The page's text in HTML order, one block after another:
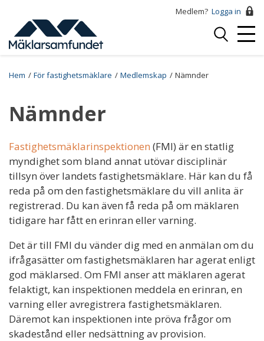
huvudinnehåll
Medlem? Logga in
Logga
Breadcrumb
Hem För fastighetsmäklare Medlemskap Nämnder
Nämnder
Fastighetsmäklarinspektionen (FMI) är en statlig
myndighet som bland annat utövar disciplinär
tillsyn över landets fastighetsmäklare. Här kan du få
reda på om den fastighetsmäklare du vill anlita är
registrerad. Du kan även få reda på om mäklaren
tidigare har fått en erinran eller varning.
Det är till FMI du vänder dig med en anmälan om du
ifrågasätter om fastighetsmäklaren har agerat enligt
god mäklarsed. Om FMI anser att mäklaren agerat
felaktigt, kan inspektionen meddela en erinran, en
varning eller avregistrera fastighetsmäklaren.
Däremot kan inspektionen inte pröva frågor om
skadestånd eller nedsättning av provision.